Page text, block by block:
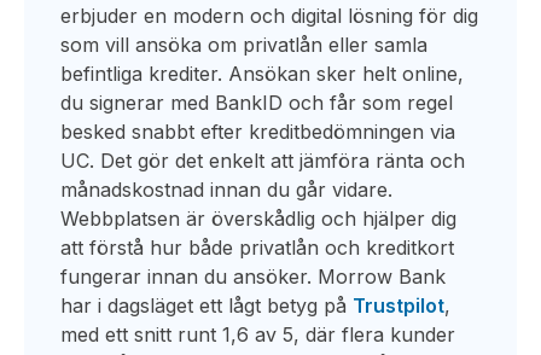
erbjuder en modern och digital lösning för dig
som vill ansöka om privatlån eller samla
befintliga krediter. Ansökan sker helt online,
du signerar med BankID och får som regel
besked snabbt efter kreditbedömningen via
UC. Det gör det enkelt att jämföra ränta och
månadskostnad innan du går vidare.
Webbplatsen är överskådlig och hjälper dig
att förstå hur både privatlån och kreditkort
fungerar innan du ansöker. Morrow Bank
har i dagsläget ett lågt betyg på Trustpilot,
med ett snitt runt 1,6 av 5, där flera kunder